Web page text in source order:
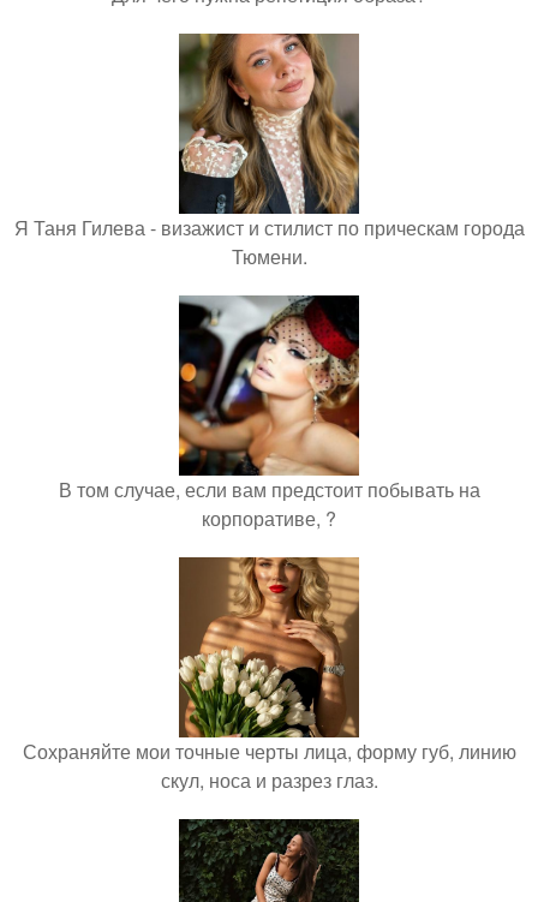
Я Таня Гилева - визажист и стилист по прическам города
Тюмени.
В том случае, если вам предстоит побывать на
корпоративе, ?
Сохраняйте мои точные черты лица, форму губ, линию
скул, носа и разрез глаз.